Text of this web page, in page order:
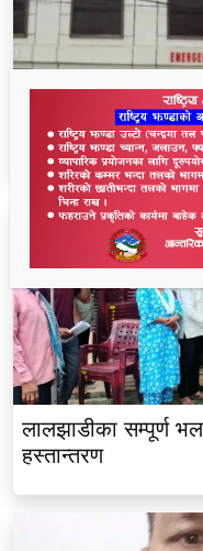
धनगढीको के जी
केस रफादफा
लालझाडीका सम्पूर्ण
हस्तान्तरण